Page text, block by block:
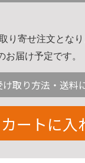
り寄せ注文となり
お届け予定です。
け取り方法・送料
カートに入